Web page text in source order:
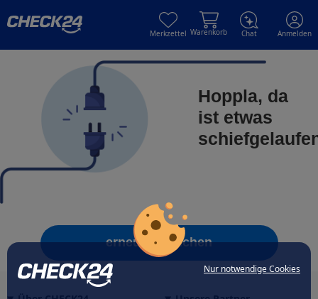
Nur notwendige Cookies
Merkzettel Warenkorb Chat Anmelden
Hoppla, da
ist etwas
erneut versuchen